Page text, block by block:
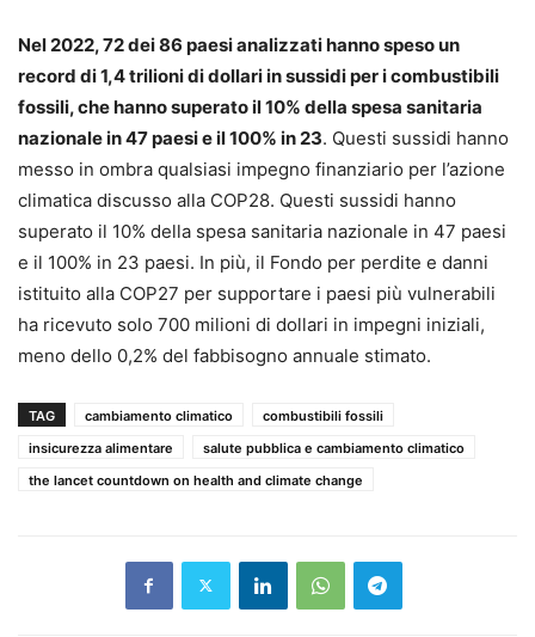
Nel 2022, 72 dei 86 paesi analizzati hanno speso un
record di 1,4 trilioni di dollari in sussidi per i combustibili
fossili, che hanno superato il 10% della spesa sanitaria
nazionale in 47 paesi e il 100% in 23. Questi sussidi hanno
messo in ombra qualsiasi impegno finanziario per l’azione
climatica discusso alla COP28. Questi sussidi hanno
superato il 10% della spesa sanitaria nazionale in 47 paesi
e il 100% in 23 paesi. In più, il Fondo per perdite e danni
istituito alla COP27 per supportare i paesi più vulnerabili
ha ricevuto solo 700 milioni di dollari in impegni iniziali,
meno dello 0,2% del fabbisogno annuale stimato.
TAG cambiamento climatico
combustibili fossili
insicurezza alimentare
salute pubblica e cambiamento climatico
the lancet countdown on health and climate change